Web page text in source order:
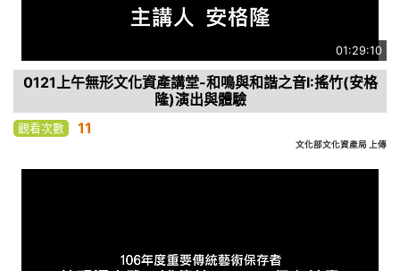
01:29:10
0121上午無形文化資產講堂-和鳴與和諧之音I:搖竹(安格
隆)演出與體驗
觀看次數 11
文化部文化資產局 上傳